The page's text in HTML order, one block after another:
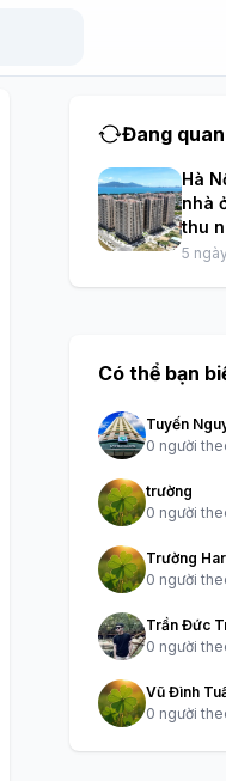
Đang
Hà
nhà
thu
5
Có thể bạn
Tuyến
0 người
trường
0 người
Trường
0 người
Trần Đức
0 người
Vũ Đình
0 người